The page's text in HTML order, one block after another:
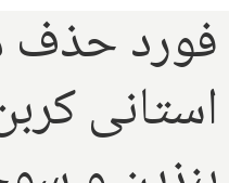
فورد حذف
استانی